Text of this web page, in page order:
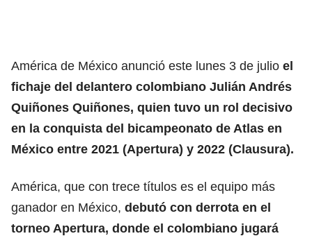
América de México anunció este lunes 3 de julio el
fichaje del delantero colombiano Julián Andrés
Quiñones Quiñones, quien tuvo un rol decisivo
en la conquista del bicampeonato de Atlas en
México entre 2021 (Apertura) y 2022 (Clausura).
América, que con trece títulos es el equipo más
ganador en México, debutó con derrota en el
torneo Apertura, donde el colombiano jugará